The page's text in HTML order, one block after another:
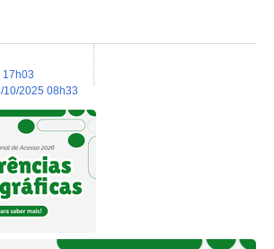
17h03
10/2025 08h33